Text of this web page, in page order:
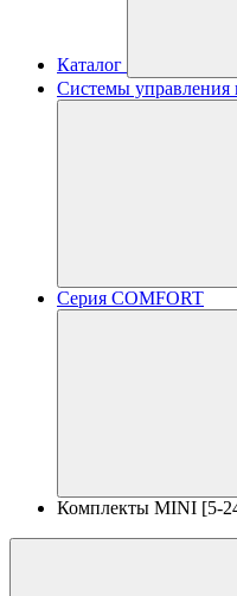
Каталог
Системы управления
Серия COMFORT
Комплекты MINI [5-